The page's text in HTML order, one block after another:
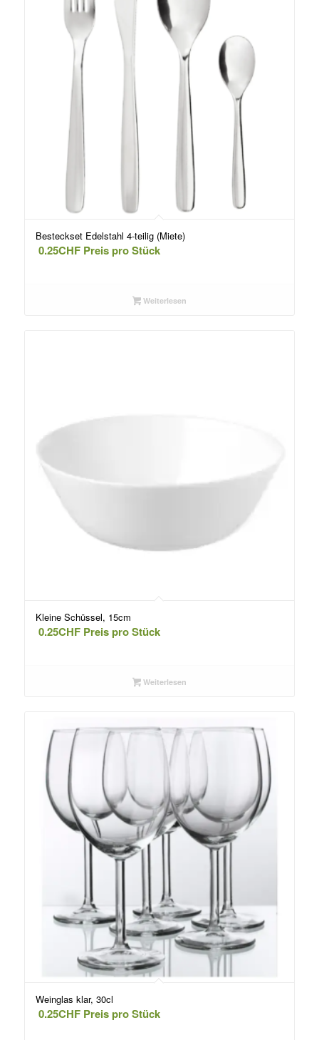
Besteckset Edelstahl 4-teilig (Miete)
0.25CHFPreis pro Stück
Weiterlesen
Kleine Schüssel, 15cm
0.25CHFPreis pro Stück
Weiterlesen
Weinglas klar, 30cl
0.25CHFPreis pro Stück